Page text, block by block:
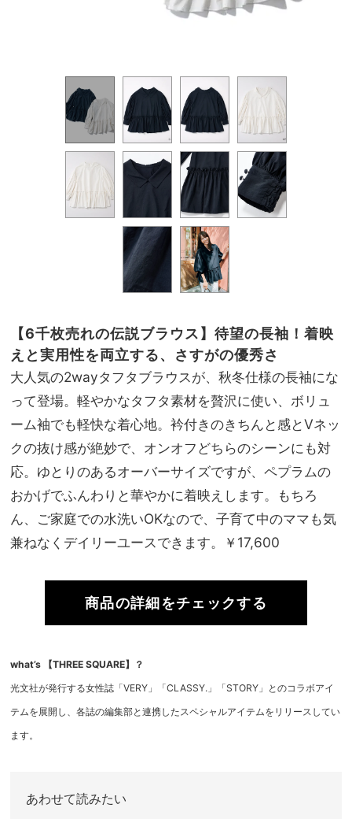
【6千枚売れの伝説ブラウス】待望の長袖！着映
えと実用性を両立する、さすがの優秀さ
大人気の2wayタフタブラウスが、秋冬仕様の長袖にな
って登場。軽やかなタフタ素材を贅沢に使い、ボリュ
ーム袖でも軽快な着心地。衿付きのきちんと感とVネッ
クの抜け感が絶妙で、オンオフどちらのシーンにも対
応。ゆとりのあるオーバーサイズですが、ペプラムの
おかげでふんわりと華やかに着映えします。もちろ
ん、ご家庭での水洗いOKなので、子育て中のママも気
兼ねなくデイリーユースできます。￥17,600
商品の詳細をチェックする
what’s 【THREE SQUARE】？
光文社が発行する女性誌「VERY」「CLASSY.」「STORY」とのコラボアイ
テムを展開し、各誌の編集部と連携したスペシャルアイテムをリリースしてい
ます。
あわせて読みたい